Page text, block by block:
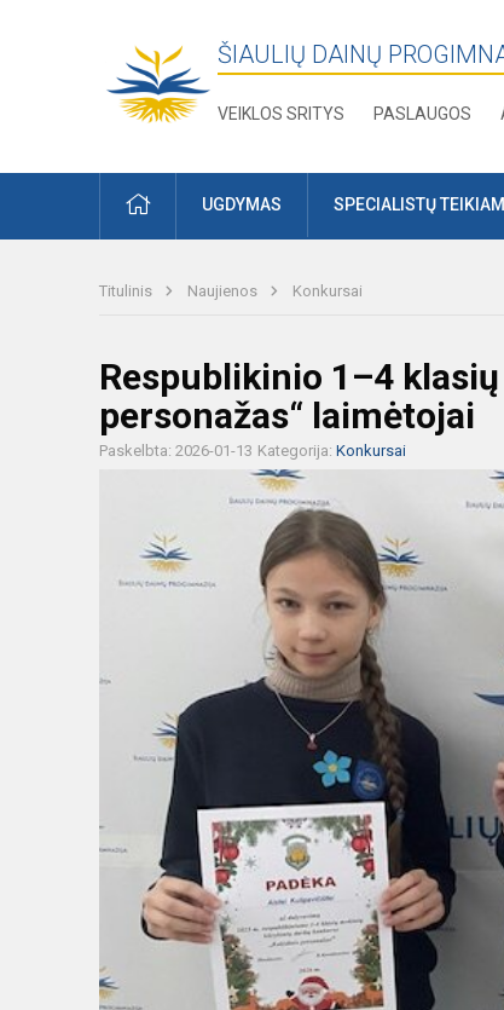
ŠIAULIŲ DAINŲ
VEIKLOS SRITYS PASLAUGOS
PRADŽIAUGDYMAS SPECIALISTŲ
Titulinis Naujienos Konkursai
Respublikinio 1–4
personažas“ laimėtojai
Paskelbta: 2026-01-13 Kategorija: Konkursai